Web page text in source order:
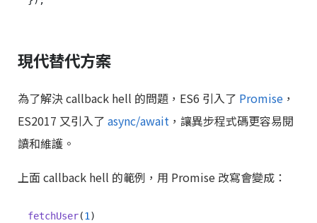
現代替代方案
為了解決 callback hell 的問題，ES6 引入了 Promise ，
ES2017 又引入了 async/await ，讓異步程式碼更容易閱
讀和維護。
上面 callback hell 的範例，用 Promise 改寫會變成：
fetchUser(1)